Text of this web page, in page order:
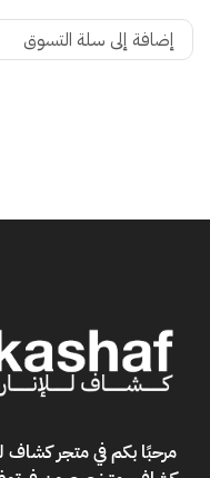
مرحبًا بكم فيمتجر كشاف